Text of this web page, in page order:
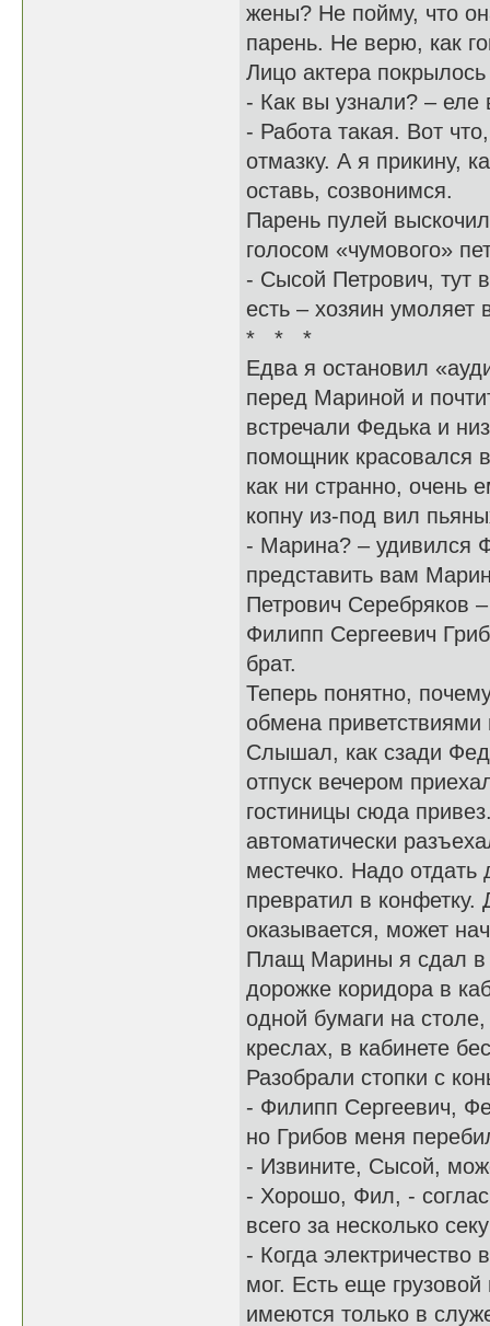
жены? Не пойму, что
парень. Не верю, как
Лицо актера
- Как вы узнали? – еле
- Работа такая. Вот
отмазку. А я прикину,
оставь, созвонимся.
Парень пулей
голосом «чумового»
- Сысой Петрович, тут
есть – хозяин умоляет
* * *
Едва я остановил
перед Мариной и
встречали Федька и
помощник красовался
как ни странно,
копну из-под вил
- Марина? – удивился
представить вам
Петрович Серебряков
Филипп Сергеевич
брат.
Теперь понятно,
обмена
Слышал, как сзади
отпуск вечером
гостиницы сюда
автоматически
местечко. Надо отдать
превратил в конфетку.
оказывается, может
Плащ Марины я сдал в
дорожке коридора в
одной бумаги на
креслах, в кабинете
Разобрали стопки с
- Филипп Сергеевич,
но Грибов меня
- Извините, Сысой,
- Хорошо, Фил, -
всего за несколько
- Когда электричество
мог. Есть еще
имеются только в